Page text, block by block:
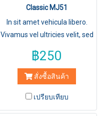
Classic MJ51
In sit amet vehicula libero.
Vivamus vel ultricies velit, sed
฿250
สั่งซื้อสินค้า
เปรียบเทียบ